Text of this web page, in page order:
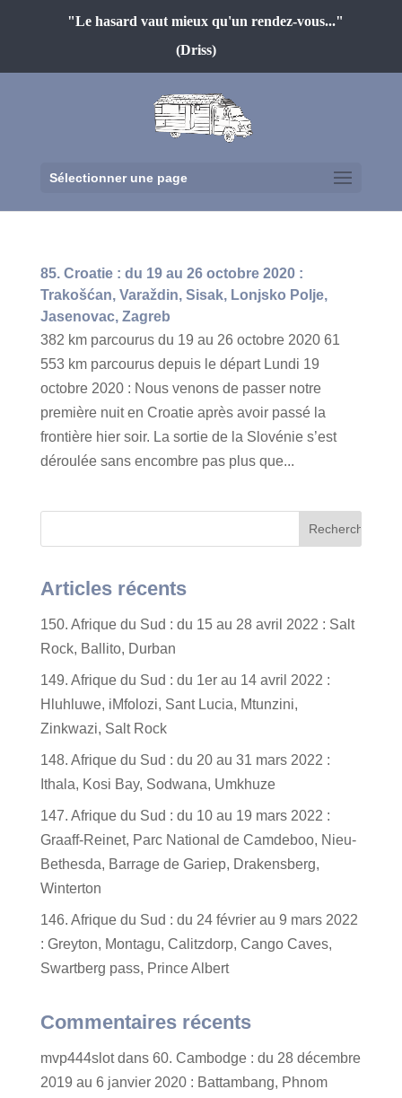
"Le hasard vaut mieux qu'un rendez-vous..."
(Driss)
Sélectionner une page
85. Croatie : du 19 au 26 octobre 2020 :
Trakošćan, Varaždin, Sisak, Lonjsko Polje,
Jasenovac, Zagreb
382 km parcourus du 19 au 26 octobre 2020 61
553 km parcourus depuis le départ Lundi 19
octobre 2020 : Nous venons de passer notre
première nuit en Croatie après avoir passé la
frontière hier soir. La sortie de la Slovénie s’est
déroulée sans encombre pas plus que...
Articles récents
150. Afrique du Sud : du 15 au 28 avril 2022 : Salt
Rock, Ballito, Durban
149. Afrique du Sud : du 1er au 14 avril 2022 :
Hluhluwe, iMfolozi, Sant Lucia, Mtunzini,
Zinkwazi, Salt Rock
148. Afrique du Sud : du 20 au 31 mars 2022 :
Ithala, Kosi Bay, Sodwana, Umkhuze
147. Afrique du Sud : du 10 au 19 mars 2022 :
Graaff-Reinet, Parc National de Camdeboo, Nieu-
Bethesda, Barrage de Gariep, Drakensberg,
Winterton
146. Afrique du Sud : du 24 février au 9 mars 2022
: Greyton, Montagu, Calitzdorp, Cango Caves,
Swartberg pass, Prince Albert
Commentaires récents
mvp444slotdans 60. Cambodge : du 28 décembre
2019 au 6 janvier 2020 : Battambang, Phnom